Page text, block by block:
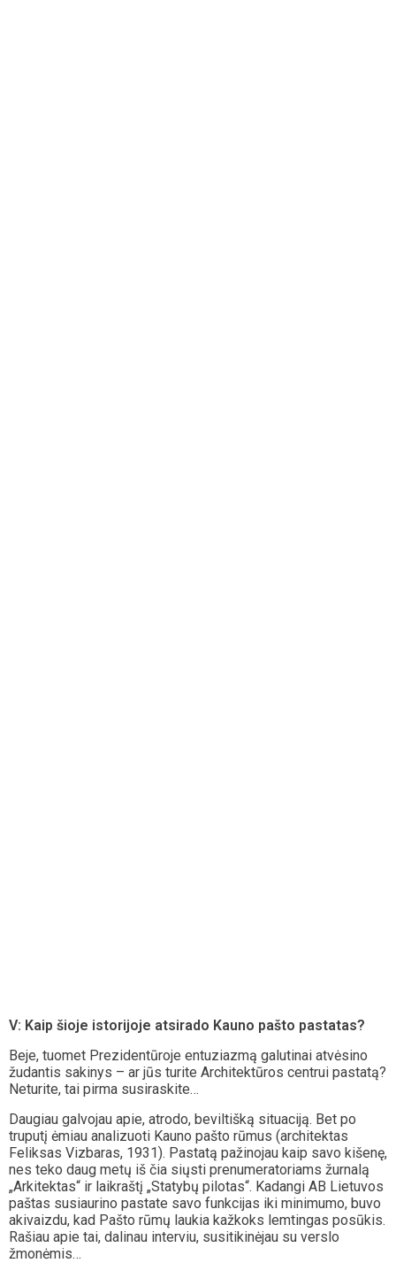
V: Kaip šioje istorijoje atsirado Kauno pašto pastatas?
Beje, tuomet Prezidentūroje entuziazmą galutinai atvėsino
žudantis sakinys – ar jūs turite Architektūros centrui pastatą?
Neturite, tai pirma susiraskite…
Daugiau galvojau apie, atrodo, beviltišką situaciją. Bet po
truputį ėmiau analizuoti Kauno pašto rūmus (architektas
Feliksas Vizbaras, 1931). Pastatą pažinojau kaip savo kišenę,
nes teko daug metų iš čia siųsti prenumeratoriams žurnalą
„Arkitektas“ ir laikraštį „Statybų pilotas“. Kadangi AB Lietuvos
paštas susiaurino pastate savo funkcijas iki minimumo, buvo
akivaizdu, kad Pašto rūmų laukia kažkoks lemtingas posūkis.
Rašiau apie tai, dalinau interviu, susitikinėjau su verslo
žmonėmis…